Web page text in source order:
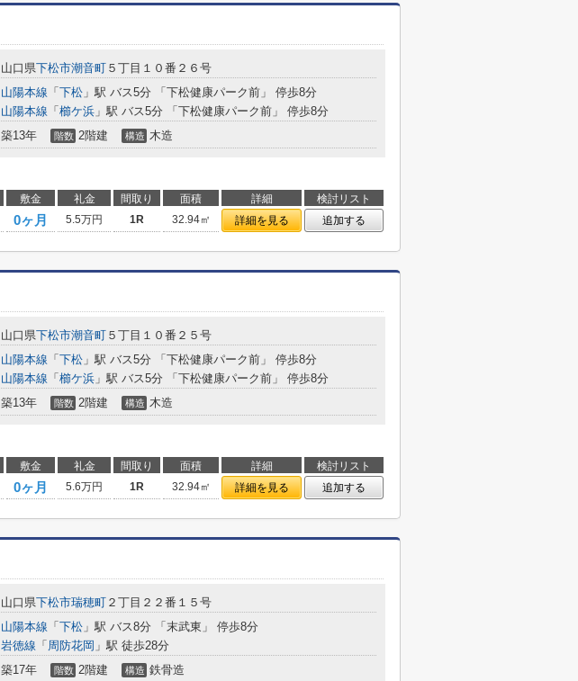
山口県下松市潮音町 ５丁目１０番２６号
山陽本線 「 下松 」駅 バス5分 「下松健康パーク前」 停歩8分
山陽本線 「 櫛ケ浜 」駅 バス5分 「下松健康パーク前」 停歩8分
築13年 階数 2階建 構造 木造
敷金 礼金 間取り 面積 詳細
検討リスト
0ヶ月 5.5万円 1R 32.94㎡ 詳細を見る 追加する
山口県下松市潮音町 ５丁目１０番２５号
山陽本線 「 下松 」駅 バス5分 「下松健康パーク前」 停歩8分
山陽本線 「 櫛ケ浜 」駅 バス5分 「下松健康パーク前」 停歩8分
築13年 階数 2階建 構造 木造
敷金 礼金 間取り 面積 詳細
検討リスト
0ヶ月 5.6万円 1R 32.94㎡ 詳細を見る 追加する
山口県下松市瑞穂町 ２丁目２２番１５号
山陽本線 「 下松 」駅 バス8分 「末武東」 停歩8分
岩徳線 「 周防花岡 」駅 徒歩28分
築17年 階数 2階建 構造 鉄骨造